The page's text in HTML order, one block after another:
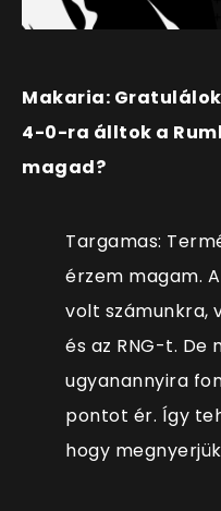
Makaria:
4-0-ra álltok a
magad?
Targamas:
érzem magam.
volt számunkra,
és az RNG-t. De
ugyanannyira
pontot ér. Így
hogy